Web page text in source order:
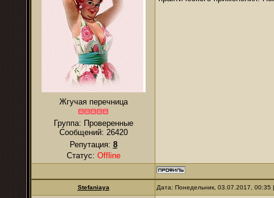
Жгучая перечница
Группа: Проверенные
Сообщений: 26420
Репутация: 8
Статус: Offline
Stefaniaya Дата: Понедельник, 03.07.2017,